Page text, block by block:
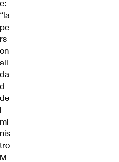
e:
“la
pe
rs
on
ali
da
d
de
l
mi
nis
tro
M